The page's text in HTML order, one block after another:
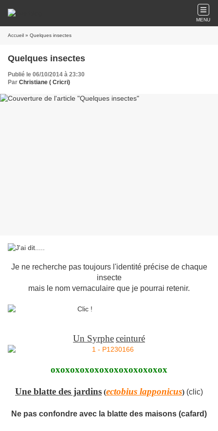
MENU
Accueil » Quelques insectes
Quelques insectes
Publié le 06/10/2014 à 23:30
Par Christiane ( Cricri)
Je ne recherche pas toujours l'identité précise de chaque
insecte
mais le nom vernaculaire que je pourrai retenir.
Un Syrpheceinturé
oxoxoxoxoxoxoxoxoxoxoxox
Une blatte des jardins (ectobius lapponicus) (clic)
Ne pas confondre avec la blatte des maisons (cafard)